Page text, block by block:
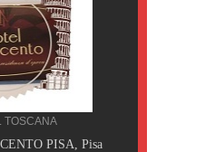
TOSCANA
PISA, Pisa